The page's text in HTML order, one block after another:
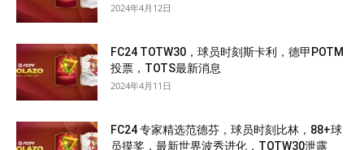
2024年4月12日
FC24 TOTW30，球员时刻斯卡利，德甲POTM
投票，TOTS最新消息
2024年4月11日
FC24 专家精选范德芬，球员时刻比林，88+球
员摸奖，最新世界波秀进化，TOTW30泄露